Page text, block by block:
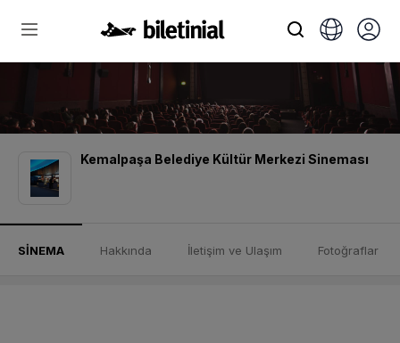
Kemalpaşa Belediye Kültür Merkezi Sineması
SİNEMA Hakkında İletişim ve Ulaşım Fotoğraflar